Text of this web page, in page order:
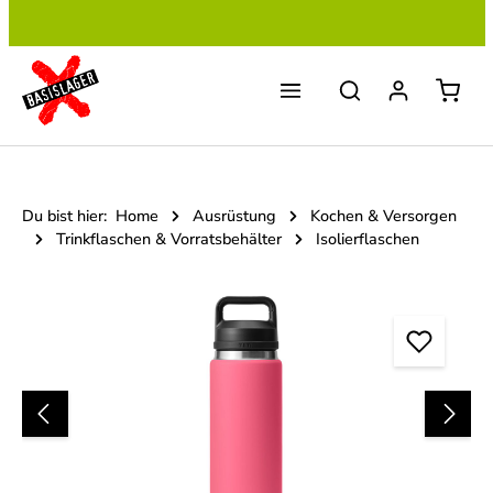
Du bist hier: Home Ausrüstung
Kochen & Versorgen
Trinkflaschen & Vorratsbehälter
Isolierflaschen